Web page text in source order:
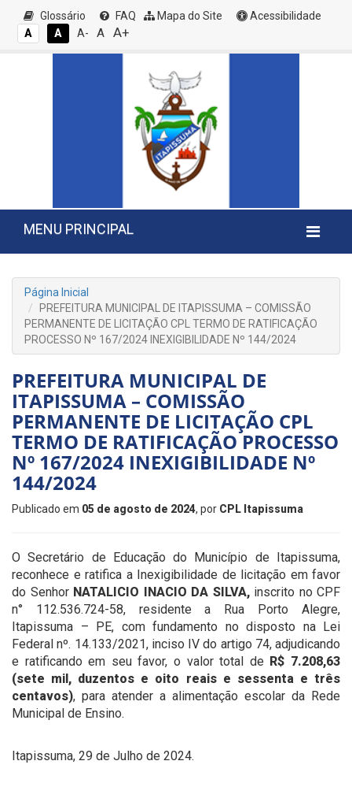
Glossário FAQ Mapa do Site
Acessibilidade
A
A A- A A+
MENU PRINCIPAL
Página Inicial
PREFEITURA MUNICIPAL DE ITAPISSUMA – COMISSÃO
PERMANENTE DE LICITAÇÃO CPL TERMO DE RATIFICAÇÃO
PROCESSO Nº 167/2024 INEXIGIBILIDADE Nº 144/2024
PREFEITURA MUNICIPAL DE
ITAPISSUMA – COMISSÃO
PERMANENTE DE LICITAÇÃO CPL
TERMO DE RATIFICAÇÃO PROCESSO
Nº 167/2024 INEXIGIBILIDADE Nº
144/2024
Publicado em 05 de agosto de 2024, por CPL Itapissuma
O Secretário de Educação do Município de Itapissuma,
reconhece e ratifica a Inexigibilidade de licitação em favor
do Senhor NATALICIO INACIO DA SILVA,inscrito no CPF
n° 112.536.724-58, residente a Rua Porto Alegre,
Itapissuma – PE, com fundamento no disposto na Lei
Federal nº. 14.133/2021, inciso IV do artigo 74, adjudicando
e ratificando em seu favor, o valor total de R$ 7.208,63
(sete mil, duzentos e oito reais e sessenta e três
centavos), para atender a alimentação escolar da Rede
Municipal de Ensino.
Itapissuma, 29 de Julho de 2024.